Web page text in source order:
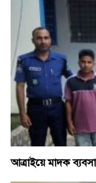
আত্রাইয়ে মাদক